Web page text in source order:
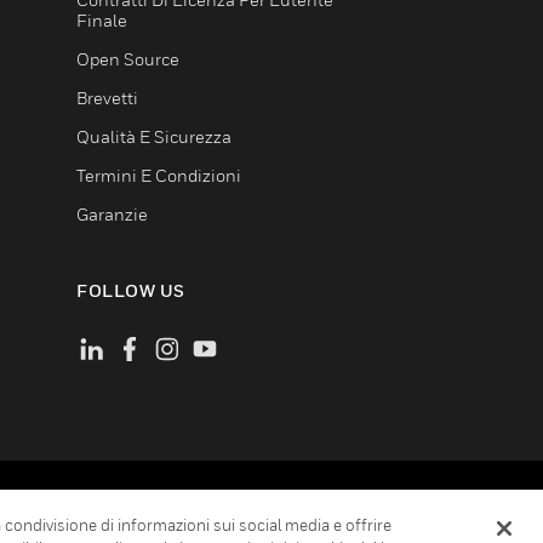
Finale
Open Source
Brevetti
Qualità E Sicurezza
Termini E Condizioni
Garanzie
FOLLOW US
di informazioni sui social media e offrire